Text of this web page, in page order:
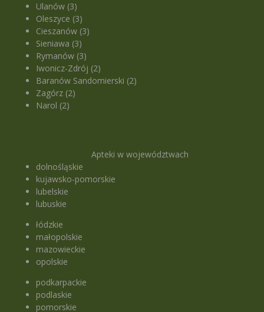
Ulanów (3)
Oleszyce (3)
Cieszanów (3)
Sieniawa (3)
Rymanów (3)
Iwonicz-Zdrój (2)
Baranów Sandomierski (2)
Zagórz (2)
Narol (2)
Apteki w województwach
dolnośląskie
kujawsko-pomorskie
lubelskie
lubuskie
łódzkie
małopolskie
mazowieckie
opolskie
podkarpackie
podlaskie
pomorskie